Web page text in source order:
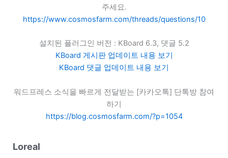
주세요.
https://www.cosmosfarm.com/threads/questions/10
설치된 플러그인 버전 : KBoard 6.3, 댓글 5.2
KBoard 게시판 업데이트 내용 보기
KBoard 댓글 업데이트 내용 보기
워드프레스 소식을 빠르게 전달받는 [카카오톡] 단톡방 참여
하기
https://blog.cosmosfarm.com/?p=1054
Loreal